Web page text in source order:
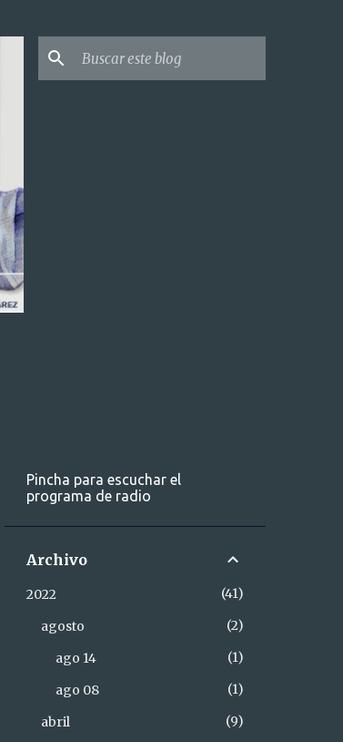
Pincha para escuchar el
programa de radio
Archivo
2022
41
agosto
2
ago 14
1
ago 08
1
abril
9